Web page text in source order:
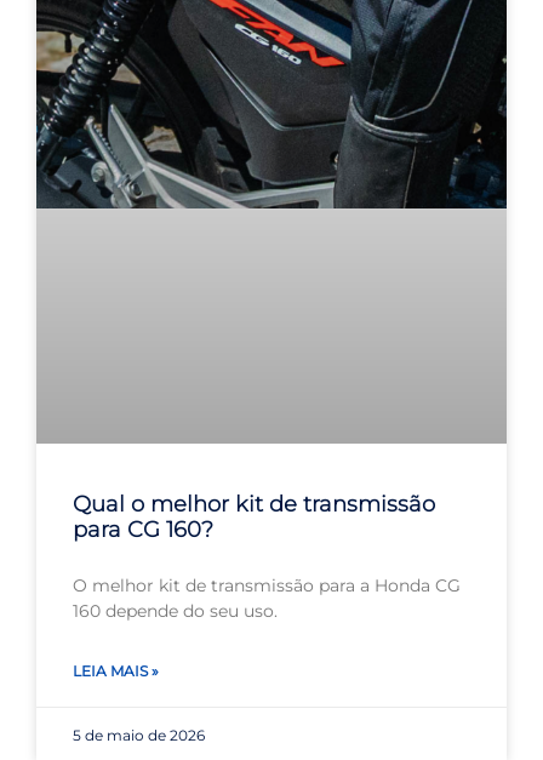
Qual o melhor kit de transmissão
para CG 160?
O melhor kit de transmissão para a Honda CG
160 depende do seu uso.
LEIA MAIS »
5 de maio de 2026